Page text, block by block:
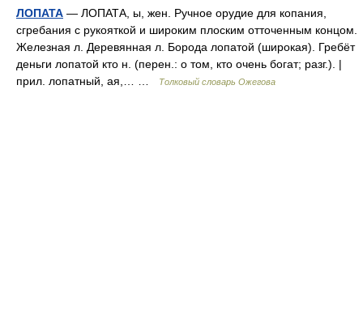
ЛОПАТА — ЛОПАТА, ы, жен. Ручное орудие для копания,
сгребания с рукояткой и широким плоским отточенным концом.
Железная л. Деревянная л. Борода лопатой (широкая). Гребёт
деньги лопатой кто н. (перен.: о том, кто очень богат; разг.). |
прил. лопатный, ая,… …
Толковый словарь Ожегова